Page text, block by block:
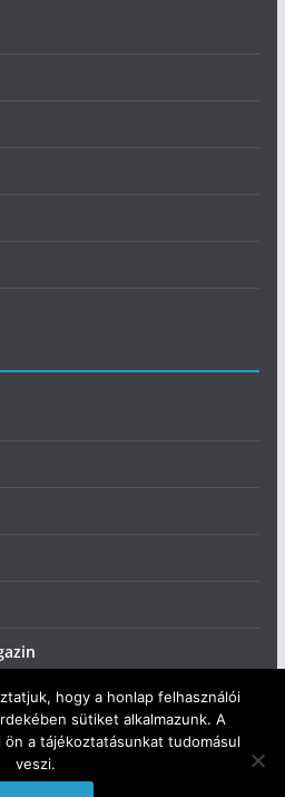
Táplálkozás
hogy a honlap felhasználói
sütiket alkalmazunk. A
ön a tájékoztatásunkat tudomásul
veszi.